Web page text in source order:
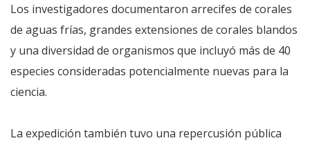
Los investigadores documentaron arrecifes de corales
de aguas frías, grandes extensiones de corales blandos
y una diversidad de organismos que incluyó más de 40
especies consideradas potencialmente nuevas para la
ciencia.
La expedición también tuvo una repercusión pública